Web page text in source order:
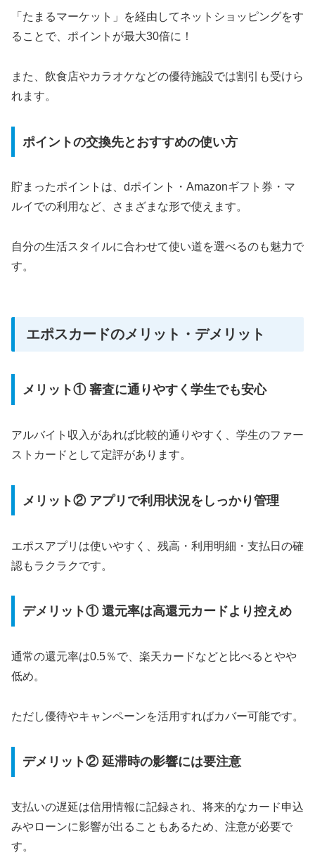
「たまるマーケット」を経由してネットショッピングをす
ることで、ポイントが最大30倍に！
また、飲食店やカラオケなどの優待施設では割引も受けら
れます。
ポイントの交換先とおすすめの使い方
貯まったポイントは、dポイント・Amazonギフト券・マ
ルイでの利用など、さまざまな形で使えます。
自分の生活スタイルに合わせて使い道を選べるのも魅力で
す。
エポスカードのメリット・デメリット
メリット① 審査に通りやすく学生でも安心
アルバイト収入があれば比較的通りやすく、学生のファー
ストカードとして定評があります。
メリット② アプリで利用状況をしっかり管理
エポスアプリは使いやすく、残高・利用明細・支払日の確
認もラクラクです。
デメリット① 還元率は高還元カードより控えめ
通常の還元率は0.5％で、楽天カードなどと比べるとやや
低め。
ただし優待やキャンペーンを活用すればカバー可能です。
デメリット② 延滞時の影響には要注意
支払いの遅延は信用情報に記録され、将来的なカード申込
みやローンに影響が出ることもあるため、注意が必要で
す。